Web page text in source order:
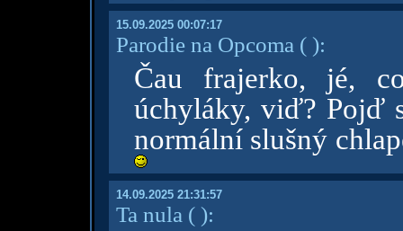
15.09.2025 00:07:17
Parodie na Opcoma ( ):
Čau frajerko, jé,
úchyláky, viď? Pojď
normální slušný
14.09.2025 21:31:57
Ta nula ( ):